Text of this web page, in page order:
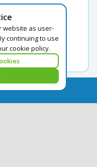
website as user-
continuing to use
cookie policy.